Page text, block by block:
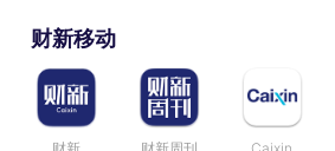
财新移动